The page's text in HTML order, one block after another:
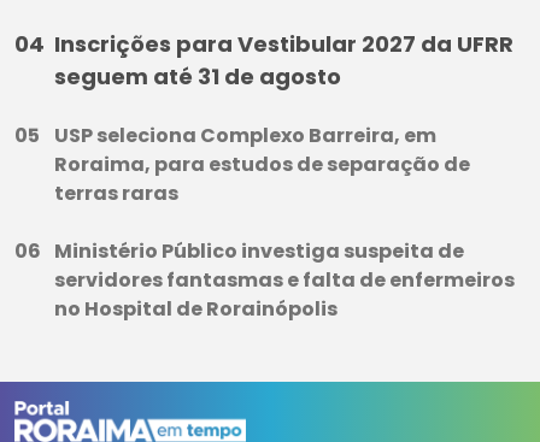
Inscrições para Vestibular 2027 da UFRR
seguem até 31 de agosto
USP seleciona Complexo Barreira, em
Roraima, para estudos de separação de
terras raras
Ministério Público investiga suspeita de
servidores fantasmas e falta de enfermeiros
no Hospital de Rorainópolis